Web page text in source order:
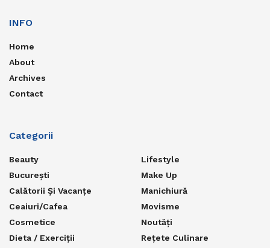
INFO
Home
About
Archives
Contact
Categorii
Beauty
București
Calătorii Și Vacanțe
Ceaiuri/Cafea
Cosmetice
Dieta / Exerciții
Lifestyle
Make Up
Manichiură
Movisme
Noutăți
Rețete Culinare